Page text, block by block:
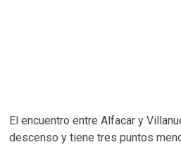
El encuentro entre Alfacar y
descenso y tiene tres puntos